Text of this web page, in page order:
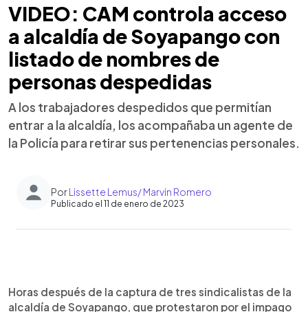
VIDEO: CAM controla acceso
a alcaldía de Soyapango con
listado de nombres de
personas despedidas
A los trabajadores despedidos que permitían
entrar a la alcaldía, los acompañaba un agente de
la Policía para retirar sus pertenencias personales.
PorLissette Lemus/ Marvin Romero
Publicado el 11 de enero de 2023
► Escuchar artículo
Horas después de la captura de tres sindicalistas de la
alcaldía de Soyapango, que protestaron por el impago